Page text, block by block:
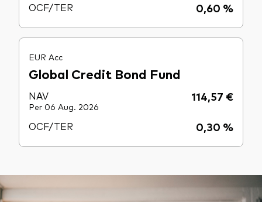
OCF/TER 0,60 %
EUR Acc
Global Credit Bond Fund
NAV 114,57 €
Per 06 Aug. 2026
OCF/TER 0,30 %